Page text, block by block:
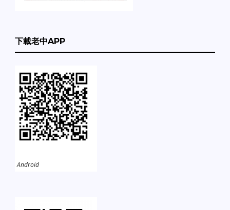
下載老中APP
Android